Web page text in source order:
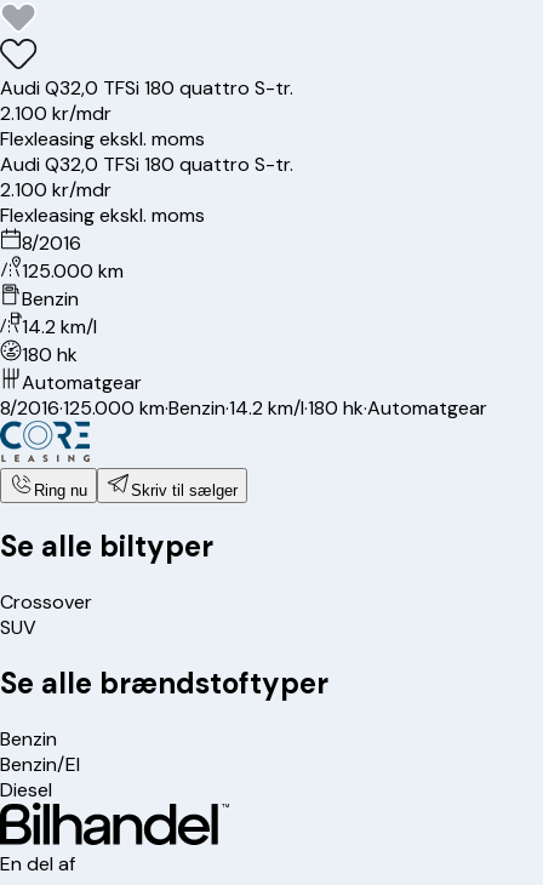
AudiQ32,0 TFSi 180 quattro S-tr.
2.100 kr/mdr
Flexleasing ekskl. moms
AudiQ32,0 TFSi 180 quattro S-tr.
2.100 kr/mdr
Flexleasing ekskl. moms
8/2016
125.000 km
Benzin
14.2 km/l
180 hk
Automatgear
8/2016·125.000 km·Benzin·14.2 km/l·180 hk·Automatgear
Ring nu Skriv til sælger
Se alle biltyper
Crossover
SUV
Se alle brændstoftyper
Benzin
Benzin/El
Diesel
En del af